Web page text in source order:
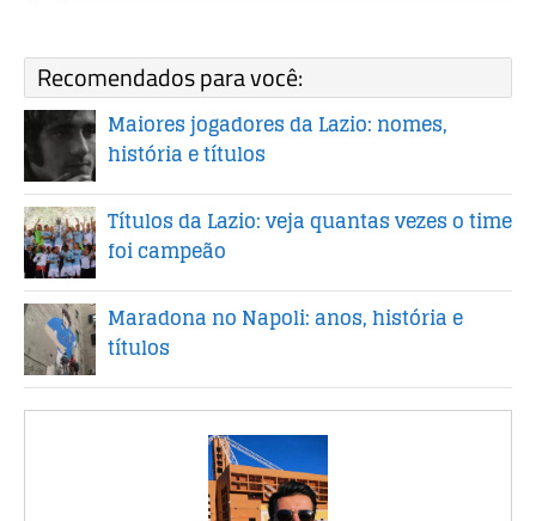
Recomendados para você:
Maiores jogadores da Lazio: nomes,
história e títulos
Títulos da Lazio: veja quantas vezes o time
foi campeão
Maradona no Napoli: anos, história e
títulos